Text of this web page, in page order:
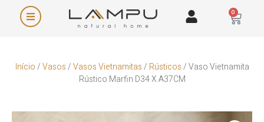
0
Início/Vasos/Vasos Vietnamitas/ Rústicos/ Vaso Vietnamita
Rústico Marfin D34 X A37CM